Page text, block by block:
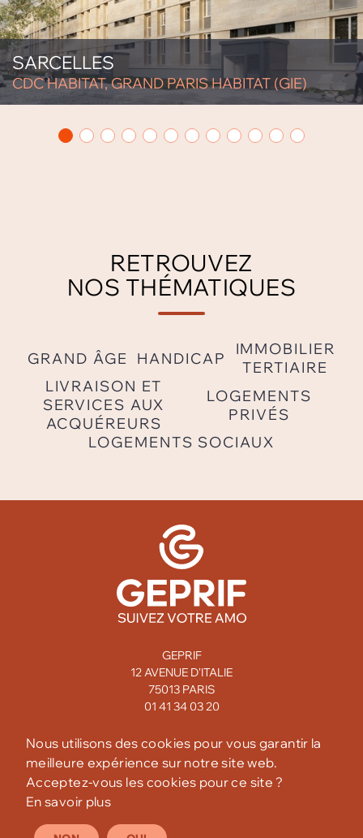
SARCELLES
CDC HABITAT, GRAND PARIS HABITAT (GIE)
RETROUVEZ
NOS THÉMATIQUES
GRAND ÂGE HANDICAP
IMMOBILIER
TERTIAIRE
LIVRAISON ET
SERVICES AUX
ACQUÉREURS
LOGEMENTS
PRIVÉS
LOGEMENTS SOCIAUX
GEPRIF
12 AVENUE D'ITALIE
75013 PARIS
01 41 34 03 20
MENTIONS LÉGALES
CONFIDENTIALITÉ
Nous utilisons des cookies pour vous garantir la
meilleure expérience sur notre site web.
Acceptez-vous les cookies pour ce site ?
En savoir plus